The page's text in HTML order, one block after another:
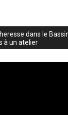
dans le
à un atelier